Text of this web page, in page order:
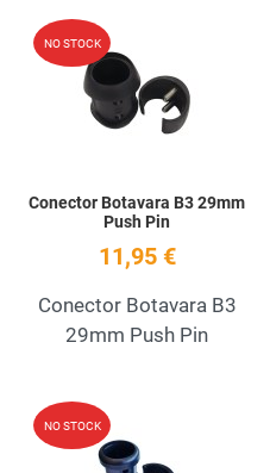
Add to Wishlist
Quick View
NO STOCK
Conector Botavara B3 29mm
Push Pin
11,95 €
Conector Botavara B3
29mm Push Pin
Add to Wishlist
NO STOCK